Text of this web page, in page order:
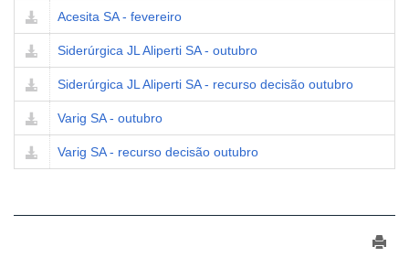
Acesita SA - fevereiro
Siderúrgica JL Aliperti SA - outubro
Siderúrgica JL Aliperti SA - recurso decisão outubro
Varig SA - outubro
Varig SA - recurso decisão outubro